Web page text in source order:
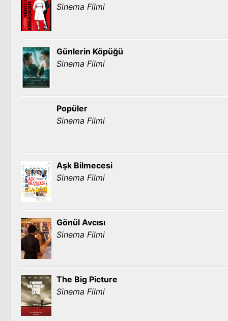
Sinema Filmi
Günlerin Köpüğü
Sinema Filmi
Popüler
Sinema Filmi
Aşk Bilmecesi
Sinema Filmi
Gönül Avcısı
Sinema Filmi
The Big Picture
Sinema Filmi